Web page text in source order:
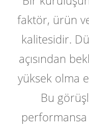
faktör, ürün
kalitesidir.
açısından
yüksek olma
Bu
performansa